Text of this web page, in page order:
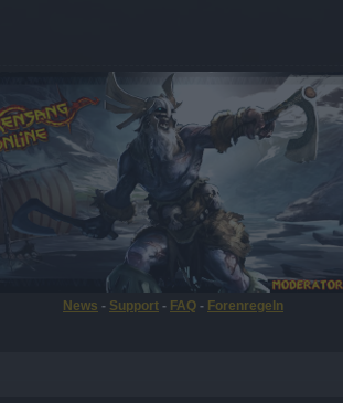
News - Support - FAQ - Forenregeln